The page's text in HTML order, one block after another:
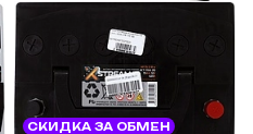
СКИДКА ЗА ОБМЕН